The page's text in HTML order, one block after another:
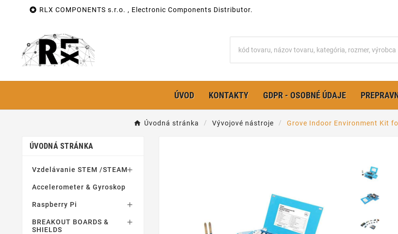
 RLX COMPONENTS s.r.o. , Electronic Components Distributor.
ÚVOD KONTAKTY GDPR - OSOBNÉ ÚDAJE
Úvodná stránka Vývojové nástroje Grove Indoor Environment Kit
ÚVODNÁ STRÁNKA
Vzdelávanie STEM /STEAM
Accelerometer & Gyroskop
Raspberry Pi 
BREAKOUT BOARDS &
SHIELDS
